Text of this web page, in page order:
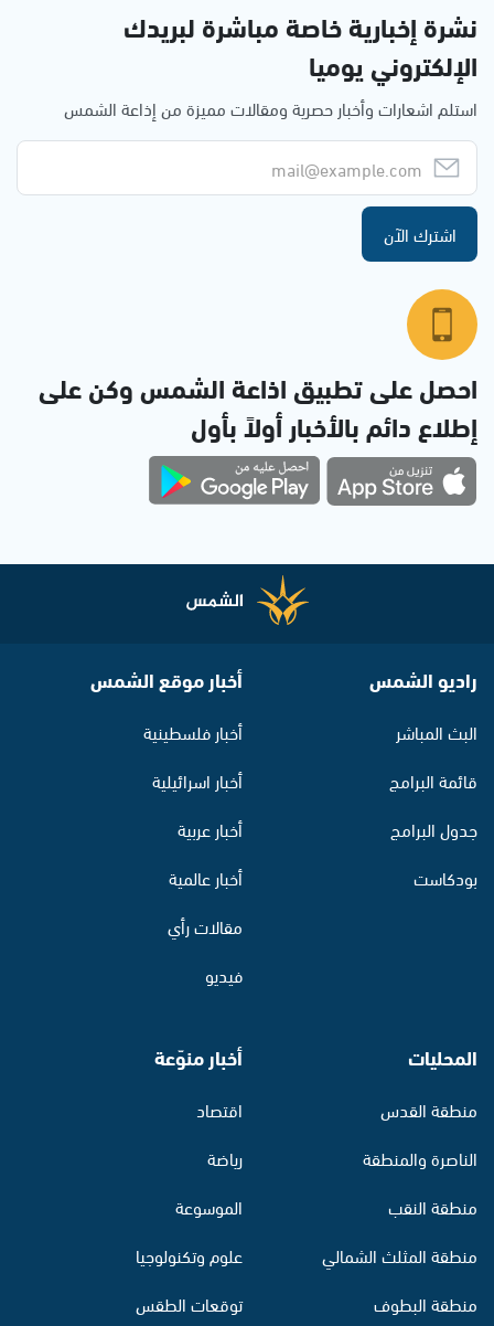
نشرة إخبارية خاصة مباشرة لبريدك
الإلكتروني يوميا
استلم اشعارات وأخبار حصرية ومقالات مميزة من إذاعة الشمس
اشترك الآن
احصل على تطبيق اذاعة الشمس وكن على
إطلاع دائم بالأخبار أولاً بأول
راديو الشمس
البث المباشر
قائمة البرامج
جدول البرامج
بودكاست
أخبار موقع الشمس
أخبار فلسطينية
أخبار اسرائيلية
أخبار عربية
أخبار عالمية
مقالات رأي
فيديو
المحليات
منطقة القدس
الناصرة والمنطقة
منطقة النقب
منطقة المثلث الشمالي
منطقة البطوف
أخبار منوّعة
اقتصاد
رياضة
الموسوعة
علوم وتكنولوجيا
توقعات الطقس